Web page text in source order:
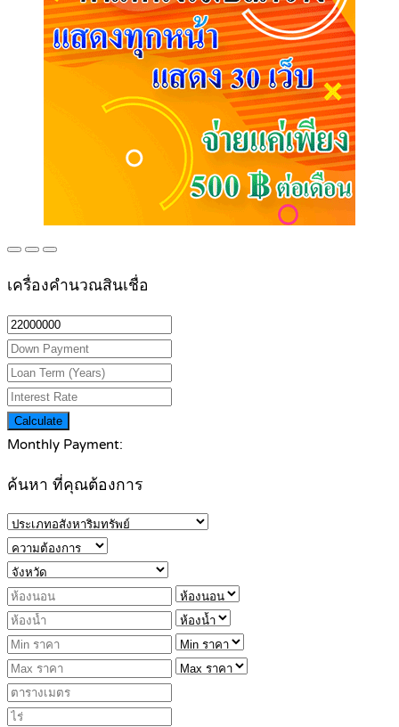
เครื่องคำนวณสินเชื่อ
Calculate
Monthly Payment:
ค้นหา ที่คุณต้องการ